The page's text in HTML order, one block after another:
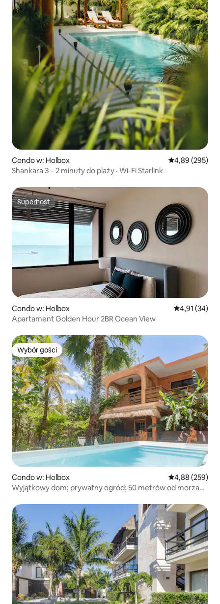
Condo w: Holbox Średnia
4,89 (295)
Shankara 3 – 2 minuty do plaży · Wi-Fi Starlink
Superhost
Superhost
Condo w: Holbox Średnia
4,91 (34)
Apartament Golden Hour 2BR Ocean View
Wybór gości
Wybór gości
Condo w: Holbox Średnia
4,88 (259)
Wyjątkowy dom; prywatny ogród; 50 metrów od morza